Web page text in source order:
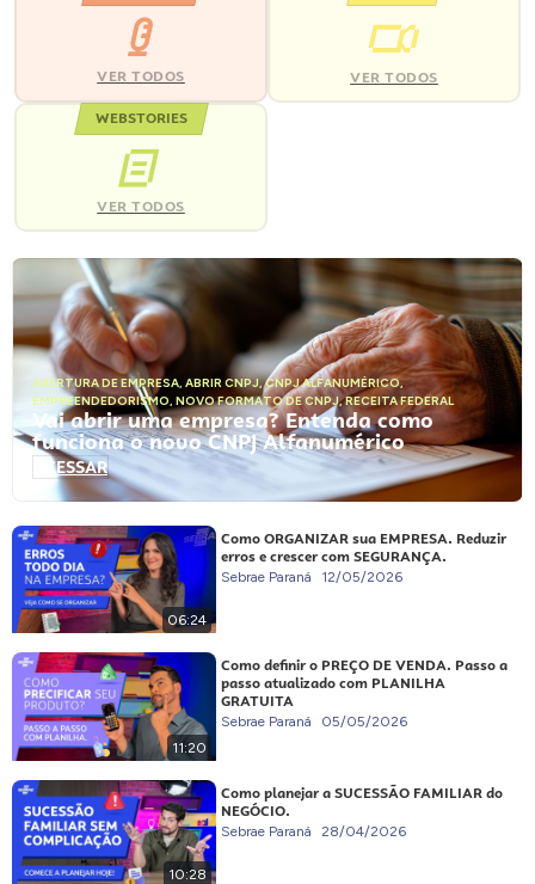
VER TODOS VER TODOS
WEBSTORIES
VER TODOS
ABERTURA DE EMPRESA, ABRIR CNPJ,CNPJ ALFANUMÉRICO,
EMPREENDEDORISMO, NOVO FORMATO DE CNPJ,RECEITA FEDERAL
Vai abrir uma empresa? Entenda como
funciona o novo CNPJ Alfanumérico
ACESSAR
06:24
Como ORGANIZAR sua EMPRESA. Reduzir
erros e crescer com SEGURANÇA.
Sebrae Paraná 12/05/2026
11:20
Como definir o PREÇO DE VENDA. Passo a
passo atualizado com PLANILHA
GRATUITA
Sebrae Paraná 05/05/2026
10:28
Como planejar a SUCESSÃO FAMILIAR do
NEGÓCIO.
Sebrae Paraná 28/04/2026